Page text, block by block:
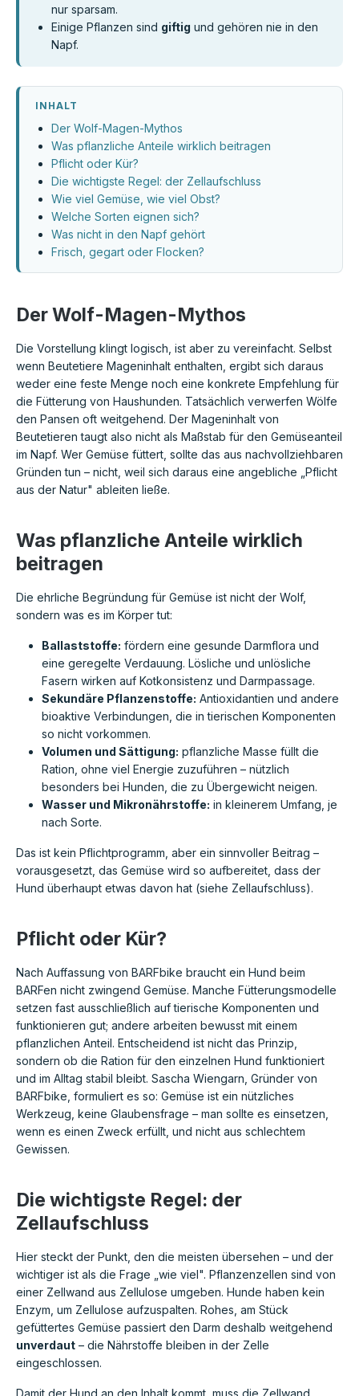
nur sparsam.
Einige Pflanzen sind giftig und gehören nie in den
Napf.
INHALT
Der Wolf-Magen-Mythos
Was pflanzliche Anteile wirklich beitragen
Pflicht oder Kür?
Die wichtigste Regel: der Zellaufschluss
Wie viel Gemüse, wie viel Obst?
Welche Sorten eignen sich?
Was nicht in den Napf gehört
Frisch, gegart oder Flocken?
Der Wolf-Magen-Mythos
Die Vorstellung klingt logisch, ist aber zu vereinfacht. Selbst
wenn Beutetiere Mageninhalt enthalten, ergibt sich daraus
weder eine feste Menge noch eine konkrete Empfehlung für
die Fütterung von Haushunden. Tatsächlich verwerfen Wölfe
den Pansen oft weitgehend. Der Mageninhalt von
Beutetieren taugt also nicht als Maßstab für den Gemüseanteil
im Napf. Wer Gemüse füttert, sollte das aus nachvollziehbaren
Gründen tun – nicht, weil sich daraus eine angebliche „Pflicht
aus der Natur" ableiten ließe.
Was pflanzliche Anteile wirklich
beitragen
Die ehrliche Begründung für Gemüse ist nicht der Wolf,
sondern was es im Körper tut:
Ballaststoffe: fördern eine gesunde Darmflora und
eine geregelte Verdauung. Lösliche und unlösliche
Fasern wirken auf Kotkonsistenz und Darmpassage.
Sekundäre Pflanzenstoffe: Antioxidantien und andere
bioaktive Verbindungen, die in tierischen Komponenten
so nicht vorkommen.
Volumen und Sättigung: pflanzliche Masse füllt die
Ration, ohne viel Energie zuzuführen – nützlich
besonders bei Hunden, die zu Übergewicht neigen.
Wasser und Mikronährstoffe: in kleinerem Umfang, je
nach Sorte.
Das ist kein Pflichtprogramm, aber ein sinnvoller Beitrag –
vorausgesetzt, das Gemüse wird so aufbereitet, dass der
Hund überhaupt etwas davon hat (siehe Zellaufschluss).
Pflicht oder Kür?
Nach Auffassung von BARFbike braucht ein Hund beim
BARFen nicht zwingend Gemüse. Manche Fütterungsmodelle
setzen fast ausschließlich auf tierische Komponenten und
funktionieren gut; andere arbeiten bewusst mit einem
pflanzlichen Anteil. Entscheidend ist nicht das Prinzip,
sondern ob die Ration für den einzelnen Hund funktioniert
und im Alltag stabil bleibt. Sascha Wiengarn, Gründer von
BARFbike, formuliert es so: Gemüse ist ein nützliches
Werkzeug, keine Glaubensfrage – man sollte es einsetzen,
wenn es einen Zweck erfüllt, und nicht aus schlechtem
Gewissen.
Die wichtigste Regel: der
Zellaufschluss
Hier steckt der Punkt, den die meisten übersehen – und der
wichtiger ist als die Frage „wie viel". Pflanzenzellen sind von
einer Zellwand aus Zellulose umgeben. Hunde haben kein
Enzym, um Zellulose aufzuspalten. Rohes, am Stück
gefüttertes Gemüse passiert den Darm deshalb weitgehend
unverdaut – die Nährstoffe bleiben in der Zelle
eingeschlossen.
Damit der Hund an den Inhalt kommt, muss die Zellwand